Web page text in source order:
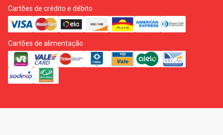
Cartões de crédito e débito
Cartões de alimentação